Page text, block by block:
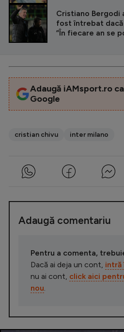
Cristiano Bergodi
fost întrebat dacă
”În fiecare an se
Adaugă iAMsport.ro
Google
cristian chivu inter milano
Adaugă comentariu
Pentru a comenta,
Dacă ai deja un cont, intră
nu ai cont, click aici
nou